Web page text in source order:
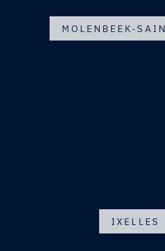
MOLENBEEK-
IXELLES